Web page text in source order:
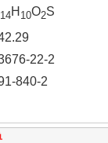
14H 10O2S
22-2
840-2